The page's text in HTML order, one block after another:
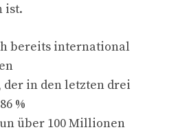
ist.
bereits international
in den letzten drei
%
über 100 Millionen